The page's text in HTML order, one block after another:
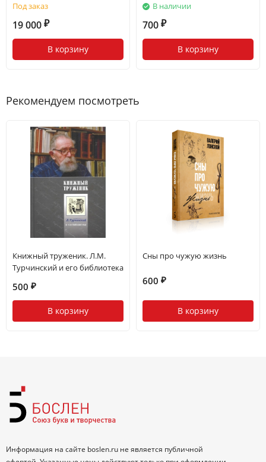
Под заказ
19 000 ₽
В корзину
В наличии
700 ₽
В корзину
Рекомендуем посмотреть
Книжный труженик. Л.М.
Турчинский и его библиотека
500 ₽
В корзину
Сны про чужую жизнь
600 ₽
В корзину
Информация на сайте boslen.ru не является публичной